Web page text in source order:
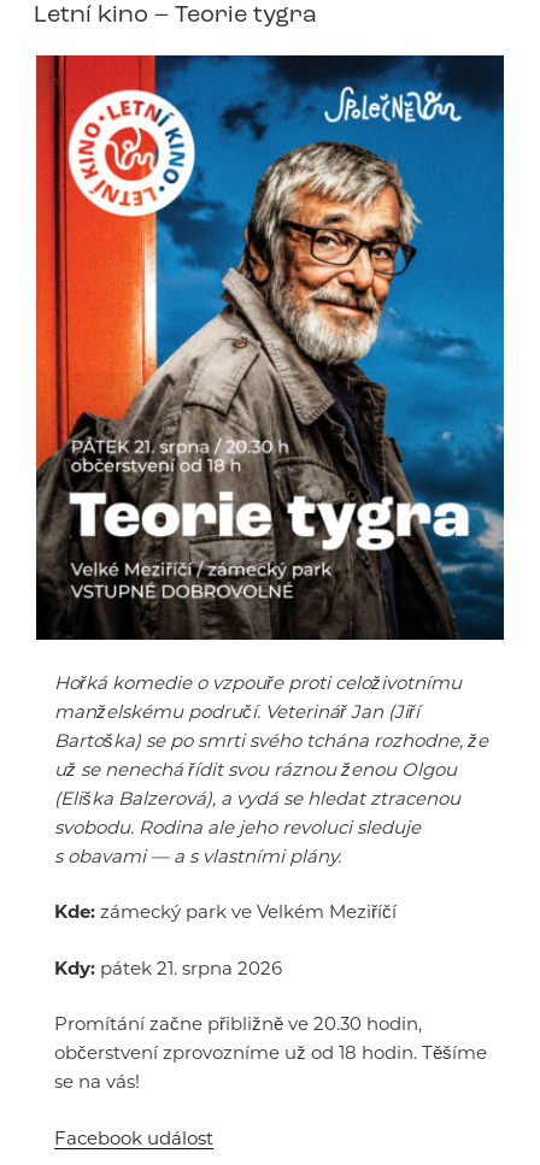
Letní kino – Teorie tygra
Hořká komedie o vzpouře proti celoživotnímu
manželskému područí. Veterinář Jan (Jiří
Bartoška) se po smrti svého tchána rozhodne, že
už se nenechá řídit svou ráznou ženou Olgou
(Eliška Balzerová), a vydá se hledat ztracenou
svobodu. Rodina ale jeho revoluci sleduje
s obavami — a s vlastními plány.
Kde: zámecký park ve Velkém Meziříčí
Kdy: pátek 21. srpna 2026
Promítání začne přibližně ve 20.30 hodin,
občerstvení zprovozníme už od 18 hodin. Těšíme
se na vás!
Facebook událost